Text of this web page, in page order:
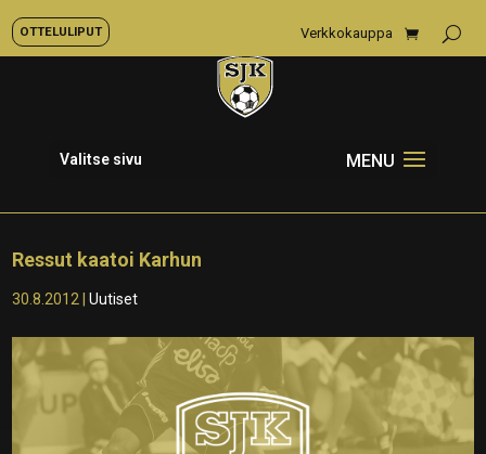
OTTELULIPUT Verkkokauppa
Valitse sivu
Ressut kaatoi Karhun
30.8.2012 |Uutiset